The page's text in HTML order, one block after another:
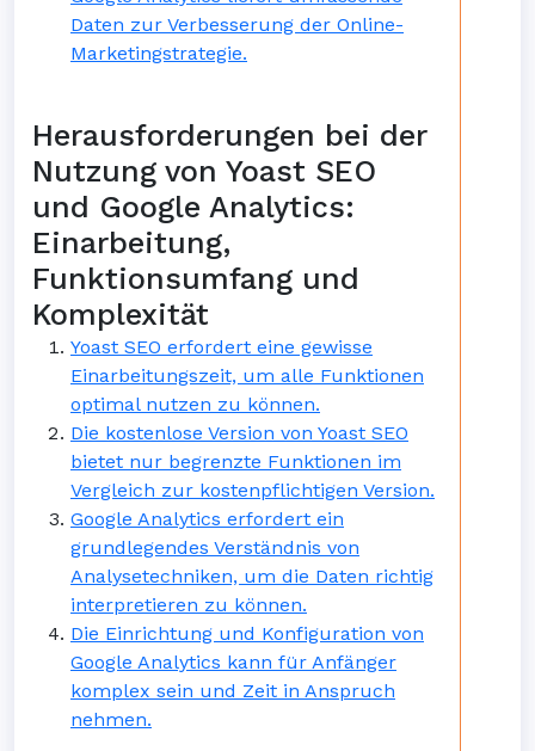
Daten zur Verbesserung der Online-
Marketingstrategie.
Herausforderungen bei der
Nutzung von Yoast SEO
und Google Analytics:
Einarbeitung,
Funktionsumfang und
Komplexität
Yoast SEO erfordert eine gewisse
Einarbeitungszeit, um alle Funktionen
optimal nutzen zu können.
Die kostenlose Version von Yoast SEO
bietet nur begrenzte Funktionen im
Vergleich zur kostenpflichtigen Version.
Google Analytics erfordert ein
grundlegendes Verständnis von
Analysetechniken, um die Daten richtig
interpretieren zu können.
Die Einrichtung und Konfiguration von
Google Analytics kann für Anfänger
komplex sein und Zeit in Anspruch
nehmen.